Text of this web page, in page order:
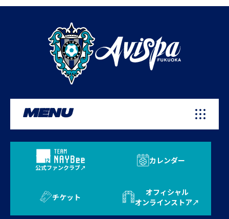
MENU
公式ファンクラブ
カレンダー
チケット
オフィシャル
オンラインストア